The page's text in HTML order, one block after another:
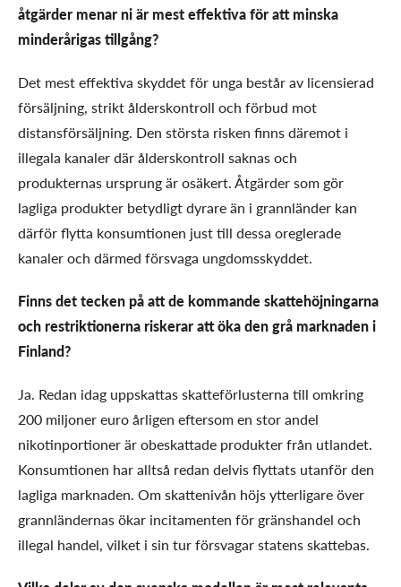
åtgärder menar ni är mest effektiva för att minska
minderårigas tillgång?
Det mest effektiva skyddet för unga består av licensierad
försäljning, strikt ålderskontroll och förbud mot
distansförsäljning. Den största risken finns däremot i
illegala kanaler där ålderskontroll saknas och
produkternas ursprung är osäkert. Åtgärder som gör
lagliga produkter betydligt dyrare än i grannländer kan
därför flytta konsumtionen just till dessa oreglerade
kanaler och därmed försvaga ungdomsskyddet.
Finns det tecken på att de kommande skattehöjningarna
och restriktionerna riskerar att öka den grå marknaden i
Finland?
Ja. Redan idag uppskattas skatteförlusterna till omkring
200 miljoner euro årligen eftersom en stor andel
nikotinportioner är obeskattade produkter från utlandet.
Konsumtionen har alltså redan delvis flyttats utanför den
lagliga marknaden. Om skattenivån höjs ytterligare över
grannländernas ökar incitamenten för gränshandel och
illegal handel, vilket i sin tur försvagar statens skattebas.